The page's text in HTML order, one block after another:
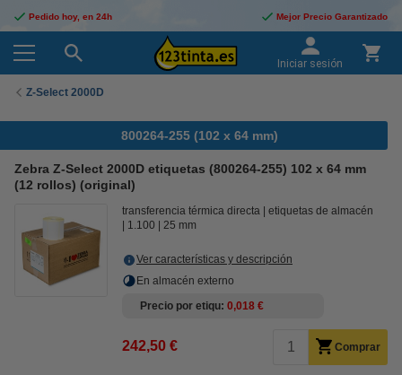
Pedido hoy, en 24h Mejor Precio Garantizado
Iniciar sesión
Z-Select 2000D
800264-255 (102 x 64 mm)
Zebra Z-Select 2000D etiquetas (800264-255) 102 x 64 mm
(12 rollos) (original)
transferencia térmica directa
etiquetas de almacén
1.100
25 mm
Ver características y descripción
En almacén externo
Precio por etiqu 0,018 €
242,50 € Comprar